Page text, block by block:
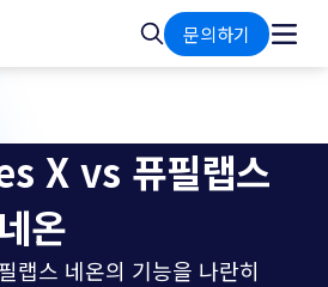
검
색
문의하기
X vs 퓨필랩스
네온
랩스 네온의 기능을 나란히